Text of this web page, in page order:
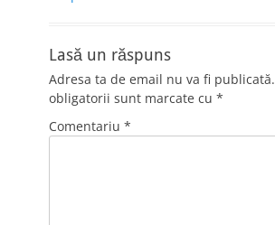
Lasă un răspuns
Adresa ta de email nu va fi publicată.
obligatorii sunt marcate cu *
Comentariu *